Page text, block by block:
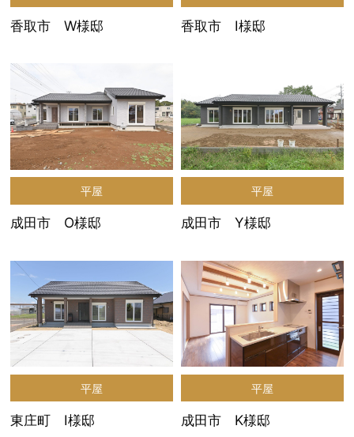
香取市 W様邸 香取市 I様邸
平屋
成田市 O様邸
平屋
成田市 Y様邸
平屋
東庄町 I様邸
平屋
成田市 K様邸